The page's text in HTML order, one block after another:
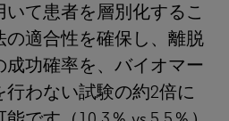
て患者を層別化するこ
の適合性を確保し、離脱
功確率を、バイオマー
わない試験の約2倍に